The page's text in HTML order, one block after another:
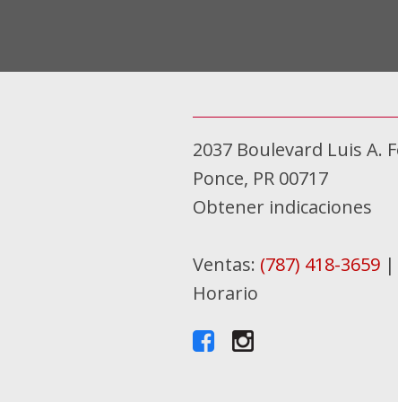
2037 Boulevard Luis A.
Ponce, PR 00717
Obtener indicaciones
Ventas: (787) 418-3659 |
Horario